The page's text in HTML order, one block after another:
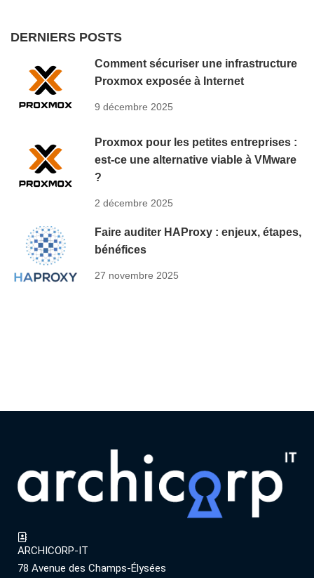
DERNIERS POSTS
Comment sécuriser une infrastructure
Proxmox exposée à Internet
9 décembre 2025
Proxmox pour les petites entreprises :
est-ce une alternative viable à VMware
?
2 décembre 2025
Faire auditer HAProxy : enjeux, étapes,
bénéfices
27 novembre 2025
ARCHICORP-IT
78 Avenue des Champs-Élysées